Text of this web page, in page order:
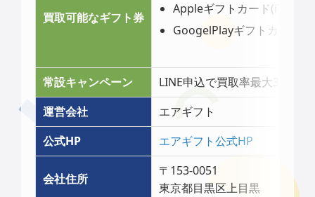
買取可能なギフト券
Appleギフトカード(iTunes
GoogelPlayギフトカード
常設キャンペーン
LINE申込で買取率最大3％ア
運営会社
エアギフト
公式HP
エアギフト公式HP
会社住所
〒153-0051
東京都目黒区上目黒